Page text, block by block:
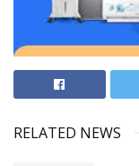
RELATED NEWS